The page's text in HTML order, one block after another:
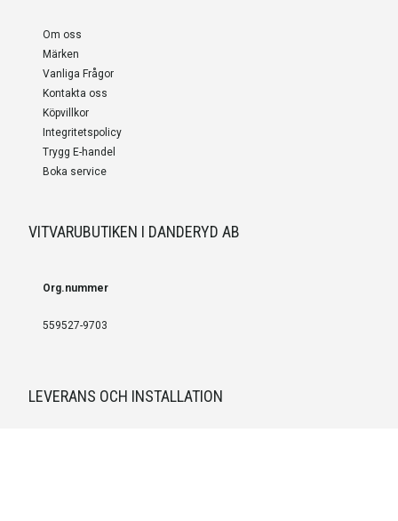
Om oss
Märken
Vanliga Frågor
Kontakta oss
Köpvillkor
Integritetspolicy
Trygg E-handel
Boka service
VITVARUBUTIKEN I DANDERYD AB
Org.nummer
559527-9703
LEVERANS OCH INSTALLATION